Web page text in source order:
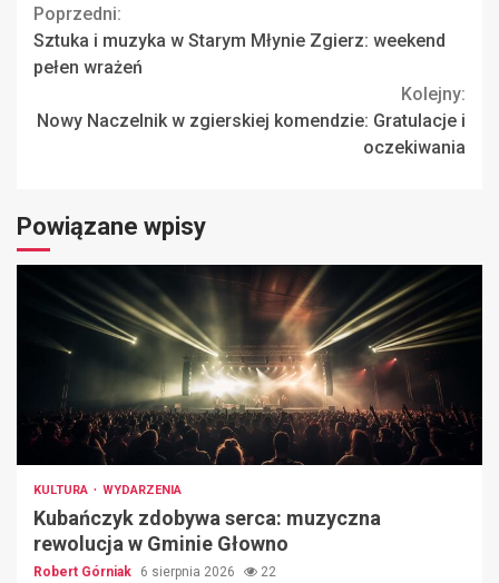
Continue
Reading
Poprzedni:
Sztuka i muzyka w Starym Młynie Zgierz: weekend
pełen wrażeń
Kolejny:
Nowy Naczelnik w zgierskiej komendzie: Gratulacje i
oczekiwania
Powiązane wpisy
KULTURA WYDARZENIA
Kubańczyk zdobywa serca: muzyczna
rewolucja w Gminie Głowno
Robert Górniak 6 sierpnia 2026 22